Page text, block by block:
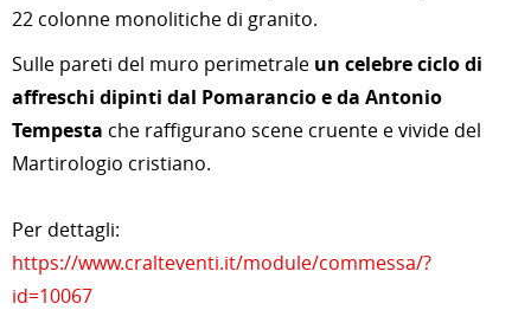
22 colonne monolitiche di granito.
Sulle pareti del muro perimetrale un celebre ciclo di
affreschi dipinti dal Pomarancio e da Antonio
Tempesta che raffigurano scene cruente e vivide del
Martirologio cristiano.
Per dettagli:
https://www.cralteventi.it/module/commessa/?
id=10067